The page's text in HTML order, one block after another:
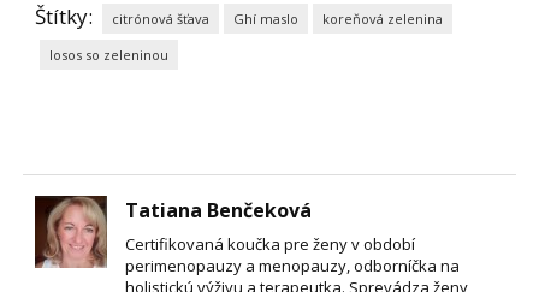
Štítky: citrónová šťava Ghí maslo
koreňová zelenina
losos so zeleninou
Tatiana Benčeková
Certifikovaná koučka pre ženy v období
perimenopauzy a menopauzy, odborníčka na
holistickú výživu a terapeutka. Sprevádza ženy,